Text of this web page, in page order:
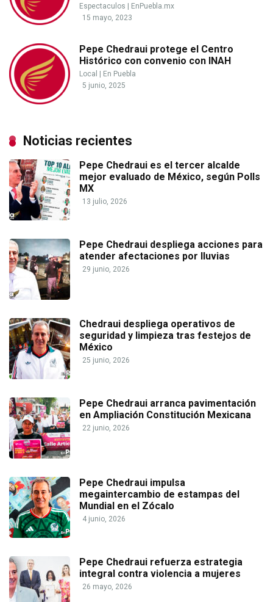
Espectaculos
EnPuebla.mx
15 mayo, 2023
Pepe Chedraui protege el Centro
Histórico con convenio con INAH
Local
En Puebla
5 junio, 2025
Noticias recientes
Pepe Chedraui es el tercer alcalde
mejor evaluado de México, según Polls
MX
13 julio, 2026
Pepe Chedraui despliega acciones para
atender afectaciones por lluvias
29 junio, 2026
Chedraui despliega operativos de
seguridad y limpieza tras festejos de
México
25 junio, 2026
Pepe Chedraui arranca pavimentación
en Ampliación Constitución Mexicana
22 junio, 2026
Pepe Chedraui impulsa
megaintercambio de estampas del
Mundial en el Zócalo
4 junio, 2026
Pepe Chedraui refuerza estrategia
integral contra violencia a mujeres
26 mayo, 2026